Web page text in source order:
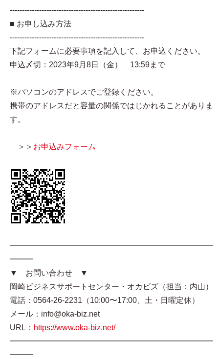
-------------------------------------------------------
■ お申し込み方法
-------------------------------------------------------
下記フォームに必要事項を記入して、お申込ください。
申込〆切：2023年9月8日（金） 13:59まで
※パソコンのアドレスでご登録ください。
携帯のアドレスだと容量の関係ではじかれることがありま
す。
＞＞ お申込みフォーム
━━━━━━━━━━━━━━━━━━━━━━━━━━
━━━
▼ お問い合わせ ▼
岡崎ビジネスサポートセンター・オカビズ（担当：内山）
電話：0564-26-2231（10:00〜17:00、土・日曜定休）
メール：info@oka-biz.net
URL： https://www.oka-biz.net/
━━━━━━━━━━━━━━━━━━━━━━━━━━
━━━